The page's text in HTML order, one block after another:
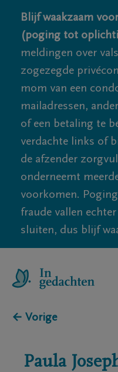
Blijf waakzaam
(poging tot
meldingen over
zogezegde
mom van een
mailadressen,
of een betaling te
verdachte links of
de afzender
onderneemt
voorkomen.
fraude vallen
sluiten, dus blijf
← Vorige
Paula